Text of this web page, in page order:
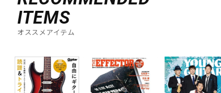
ITEMS
オススメアイテム